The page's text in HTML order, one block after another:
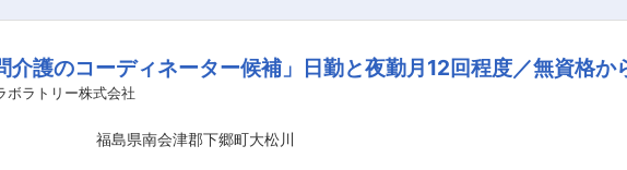
えします ◎働いている人のほとんどが無資格・未経験からスタート！！研修や仕事を覚えるまでは先輩
例 ━━━□ 【日勤】 ◇9:00～／サービス開始 ・ベットから車いすへの移乗 ・お食
【夜勤】 ◇22:00～／サービス開始 ・就寝前後の身支度ケア(歯磨き、お着換え 等) ・就寝中の
介護のコーディネーター候補」日勤と夜勤月12回程度／無資格か
ボラトリー株式会社
福島県南会津郡下郷町大松川